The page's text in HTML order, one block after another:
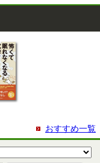
おすすめ一覧